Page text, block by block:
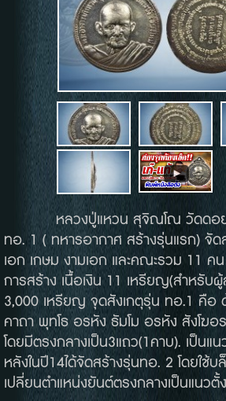
หลวงปู่แหวน สุจิณโณ วัดดอยแ
ทอ. 1 ( ทหารอากาศ สร้างรุ่นแรก) จัด
เอก เกษม งามเอก และคณะรวม 11 ค
การสร้าง เนื้อเงิน 11 เหรียญ(สำหรับผู้
3,000 เหรียญ จุดสังเกตุรุ่น ทอ.1 คือ
คาถา พุทโธ อรหัง ธัมโม อรหัง สังโฆ
โดยมีตรงกลางเป็น3แถว(1คาบ). เป็น
หลังในปี14ได้จัดสร้างรุ่นทอ. 2 โดยใช้
เปลี่ยนตำแหน่งยันต์ตรงกลางเป็นแนวตั้